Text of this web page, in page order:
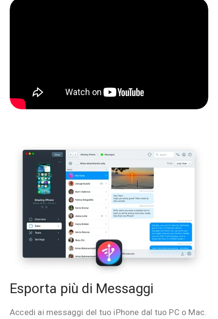
Esporta più di Messaggi
Accedi ai messaggi del tuo iPhone dal tuo PC o Mac.